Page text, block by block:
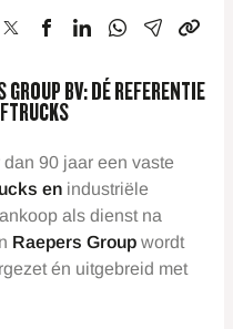
GROUP BV: DÉ REFERENTIE
dan 90 jaar een vaste
en industriële
als dienst na
Raepers Group wordt
én uitgebreid met